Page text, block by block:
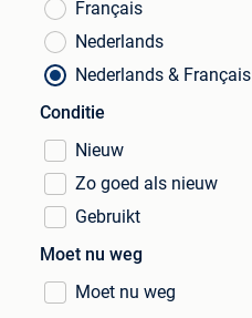
Français
Nederlands
Nederlands & Français
Conditie
Nieuw
Zo goed als nieuw
Gebruikt
Moet nu weg
Moet nu weg